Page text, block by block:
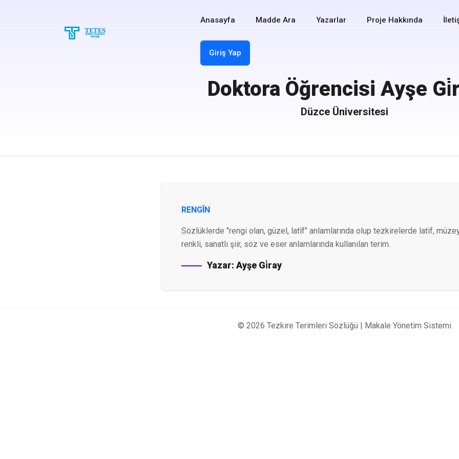
Anasayfa Madde Ara Yazarlar Proje Hakkında
Giriş Yap
Doktora Öğrencisi Ayşe
Düzce Üniversitesi
RENGÎN
Sözlüklerde "rengi olan, güzel, latîf" anlamlarında olup tezkirelerde latif,
renkli, sanatlı şiir, söz ve eser anlamlarında kullanılan terim.
Yazar: Ayşe Gi̇ray
© 2026 Tezkire Terimleri Sözlüğü | Makale Yönetim Sistemi